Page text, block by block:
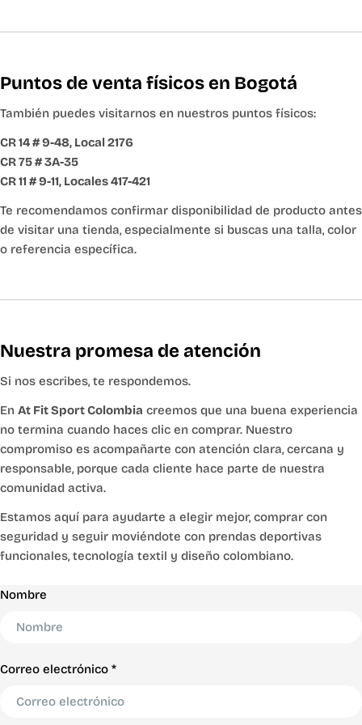
Puntos de venta físicos en Bogotá
También puedes visitarnos en nuestros puntos físicos:
CR 14 # 9-48, Local 2176
CR 75 # 3A-35
CR 11 # 9-11, Locales 417-421
Te recomendamos confirmar disponibilidad de producto antes
de visitar una tienda, especialmente si buscas una talla, color
o referencia específica.
Nuestra promesa de atención
Si nos escribes, te respondemos.
En At Fit Sport Colombia creemos que una buena experiencia
no termina cuando haces clic en comprar. Nuestro
compromiso es acompañarte con atención clara, cercana y
responsable, porque cada cliente hace parte de nuestra
comunidad activa.
Estamos aquí para ayudarte a elegir mejor, comprar con
seguridad y seguir moviéndote con prendas deportivas
funcionales, tecnología textil y diseño colombiano.
F
u
Nombre
Correo electrónico *